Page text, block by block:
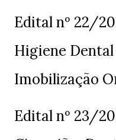
Edital nº 22/
Higiene
Imobilização
Edital nº 23/